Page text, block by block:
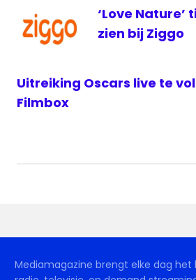
‘Love
zien bij Ziggo
Uitreiking Oscars live te
Filmbox
Mediamagazine brengt elke dag het